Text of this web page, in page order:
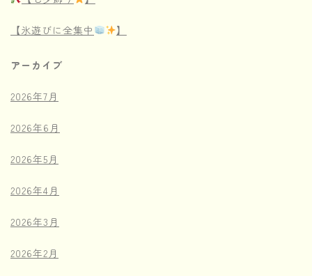
【氷遊びに全集中 】
アーカイブ
2026年7月
2026年6月
2026年5月
2026年4月
2026年3月
2026年2月